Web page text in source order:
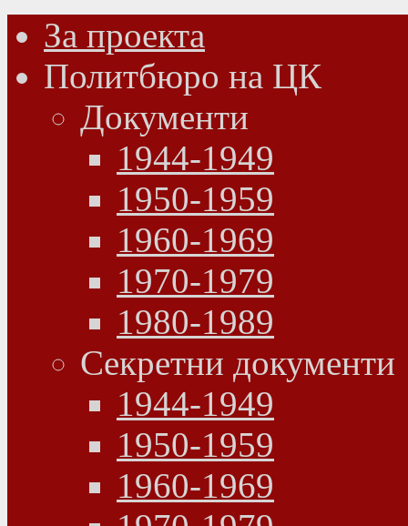
За проекта
Политбюро на ЦК
Документи
1944-1949
1950-1959
1960-1969
1970-1979
1980-1989
Секретни документи
1944-1949
1950-1959
1960-1969